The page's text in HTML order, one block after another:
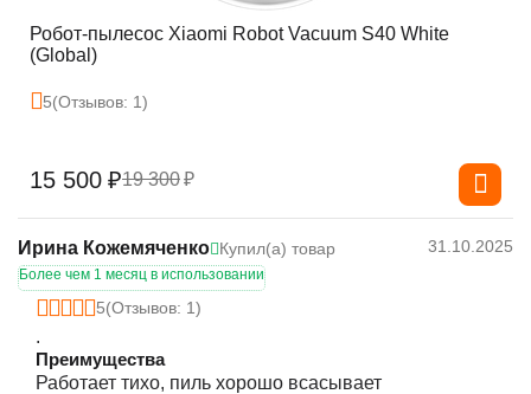
Робот-пылесос Xiaomi Robot Vacuum S40 White
(Global)
5(Отзывов: 1)
15 500 ₽19 300₽
Ирина Кожемяченко Купил(а) товар
Более чем 1 месяц в использовании
31.10.2025
5(Отзывов: 1)
.
Преимущества
Работает тихо, пиль хорошо всасывает